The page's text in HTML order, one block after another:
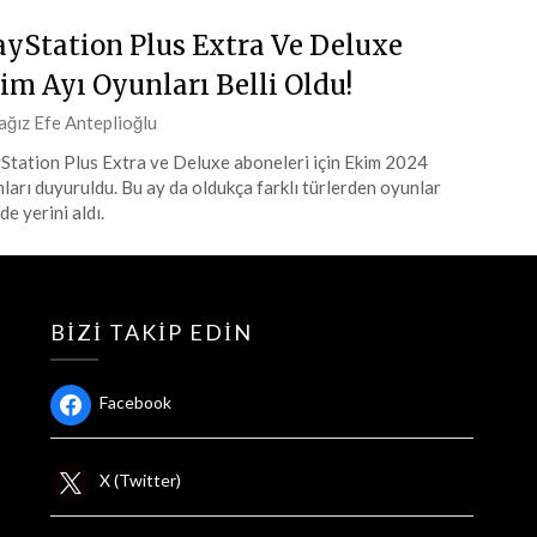
Plus Extra Ve Deluxe
Ayı Oyunları Belli Oldu!
Efe Anteplioğlu
Plus Extra ve Deluxe aboneleri için Ekim 2024
duyuruldu. Bu ay da oldukça farklı türlerden oyunlar
yerini aldı.
BIZI TAKIP EDIN
Facebook
X (Twitter)